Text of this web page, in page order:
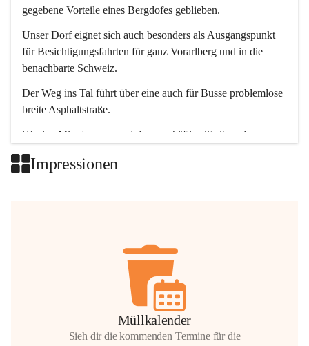
gegebene Vorteile eines Bergdofes geblieben.
Unser Dorf eignet sich auch besonders als Ausgangspunkt
für Besichtigungsfahrten für ganz Vorarlberg und in die
benachbarte Schweiz.
Der Weg ins Tal führt über eine auch für Busse problemlose
breite Asphaltstraße.
Wenige Minuten nur, und das geschäftige Treiben der
Impressionen
Müllkalender
Sieh dir die kommenden Termine für die